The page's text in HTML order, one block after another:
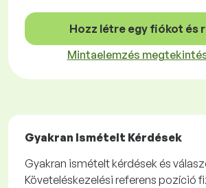
Hozz létre egy fiókot és
Mintaelemzés
Gyakran Ismételt Kérdések
Gyakran ismételt kérdések és
Követeléskezelési referens pozíció